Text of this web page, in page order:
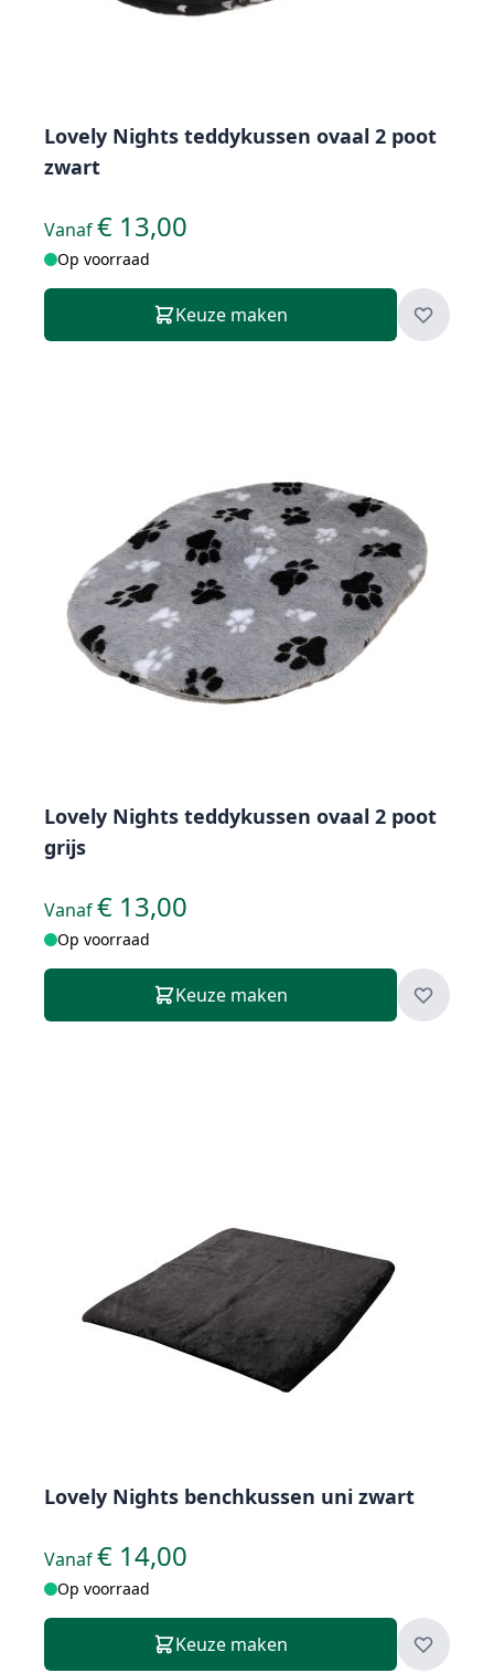
Lovely Nights teddykussen ovaal 2 poot
zwart
Vanaf€ 13,00
Op voorraad
Keuze maken
Lovely Nights teddykussen ovaal 2 poot
grijs
Vanaf€ 13,00
Op voorraad
Keuze maken
Lovely Nights benchkussen uni zwart
Vanaf€ 14,00
Op voorraad
Keuze maken